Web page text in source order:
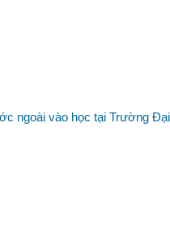
ngoài vào học tại Trường